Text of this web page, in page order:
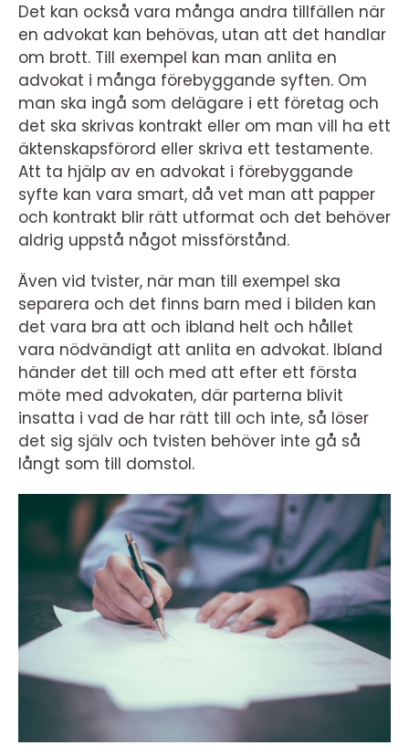
Det kan också vara många andra tillfällen när
en advokat kan behövas, utan att det handlar
om brott. Till exempel kan man anlita en
advokat i många förebyggande syften. Om
man ska ingå som delägare i ett företag och
det ska skrivas kontrakt eller om man vill ha ett
äktenskapsförord eller skriva ett testamente.
Att ta hjälp av en advokat i förebyggande
syfte kan vara smart, då vet man att papper
och kontrakt blir rätt utformat och det behöver
aldrig uppstå något missförstånd.
Även vid tvister, när man till exempel ska
separera och det finns barn med i bilden kan
det vara bra att och ibland helt och hållet
vara nödvändigt att anlita en advokat. Ibland
händer det till och med att efter ett första
möte med advokaten, där parterna blivit
insatta i vad de har rätt till och inte, så löser
det sig själv och tvisten behöver inte gå så
långt som till domstol.